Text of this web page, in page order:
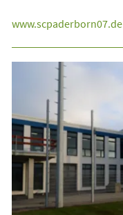
www.scpaderborn07.de